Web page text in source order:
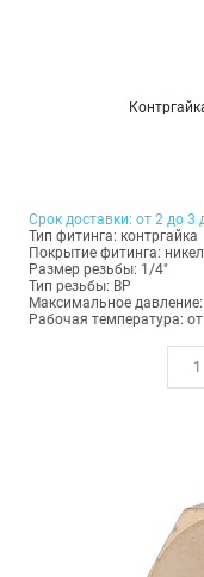
Срок доставки: от 2 до 3
Тип фитинга: контргайка
Покрытие фитинга:
Размер резьбы: 1/4"
Тип резьбы: ВР
Максимальное
Рабочая температура: от